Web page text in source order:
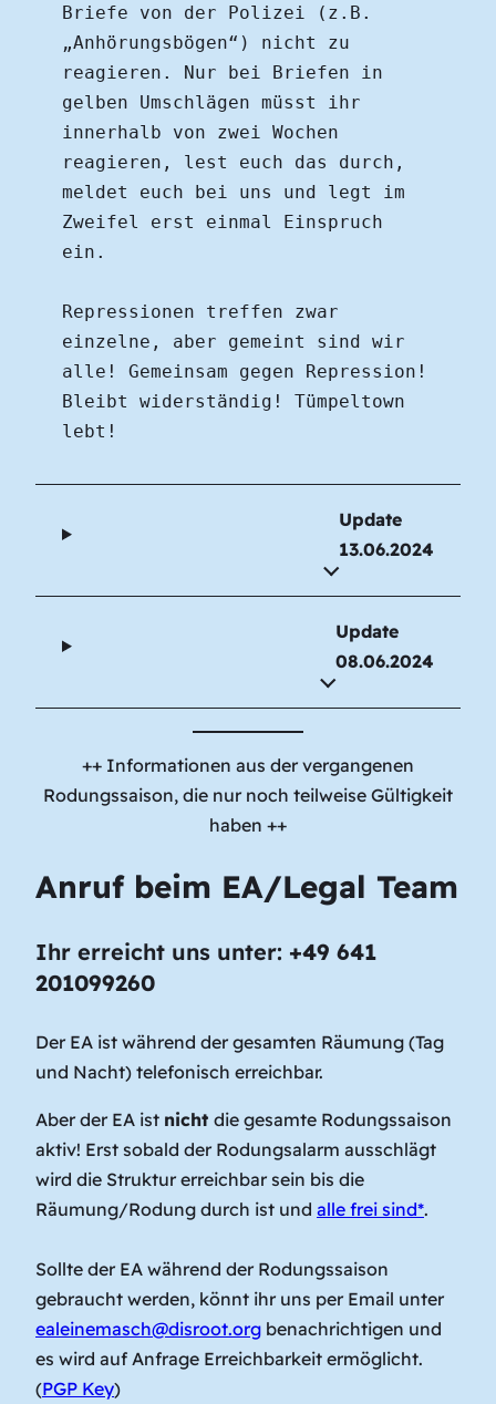
Briefe von der Polizei (z.B.
„Anhörungsbögen“) nicht zu
reagieren. Nur bei Briefen in
gelben Umschlägen müsst ihr
innerhalb von zwei Wochen
reagieren, lest euch das durch,
meldet euch bei uns und legt im
Zweifel erst einmal Einspruch
ein.
Repressionen treffen zwar
einzelne, aber gemeint sind wir
alle! Gemeinsam gegen Repression!
Bleibt widerständig! Tümpeltown
lebt!
Update
13.06.2024
Update
08.06.2024
++ Informationen aus der vergangenen
Rodungssaison, die nur noch teilweise Gültigkeit
haben ++
Anruf beim EA/Legal Team
Ihr erreicht uns unter: +49 641
201099260
Der EA ist während der gesamten Räumung (Tag
und Nacht) telefonisch erreichbar.
Aber der EA ist nicht die gesamte Rodungssaison
aktiv! Erst sobald der Rodungsalarm ausschlägt
wird die Struktur erreichbar sein bis die
Räumung/Rodung durch ist und alle frei sind*.
Sollte der EA während der Rodungssaison
gebraucht werden, könnt ihr uns per Email unter
ealeinemasch@disroot.org benachrichtigen und
es wird auf Anfrage Erreichbarkeit ermöglicht.
(PGP Key)